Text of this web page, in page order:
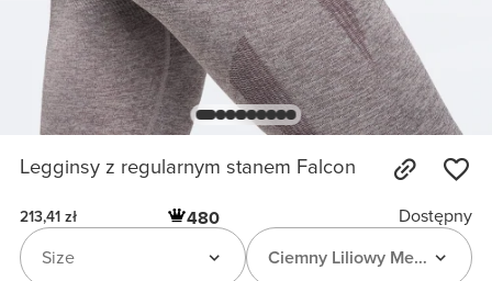
Legginsy z regularnym stanem Falcon
213,41 zł 480
Dostępny
Ciemny Liliowy Melanż
Size